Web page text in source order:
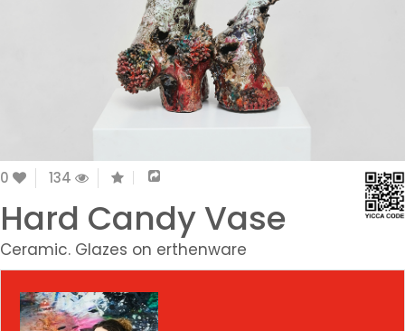
0 134
Hard Candy Vase
Ceramic. Glazes on erthenware